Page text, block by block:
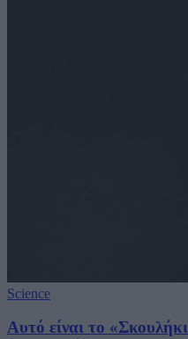
Science
Αυτό είναι το